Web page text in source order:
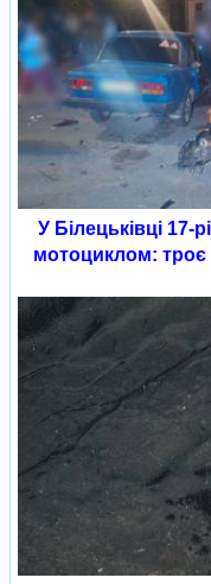
У Білецьківці 17-
мотоциклом: троє